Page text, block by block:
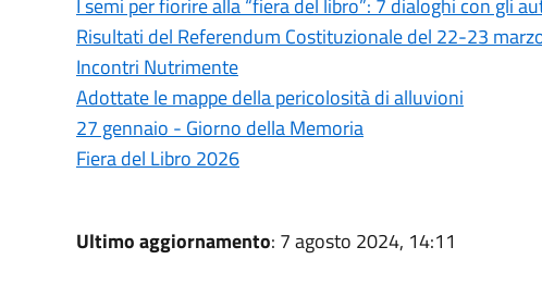
I semi per fiorire alla “fiera del libro”: 7 dialoghi con gli
Risultati del Referendum Costituzionale del 22-23
Incontri Nutrimente
Adottate le mappe della pericolosità di alluvioni
27 gennaio - Giorno della Memoria
Fiera del Libro 2026
Ultimo aggiornamento: 7 agosto 2024, 14:11